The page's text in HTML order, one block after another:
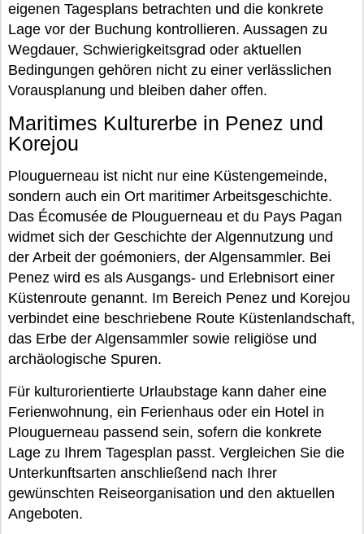
eigenen Tagesplans betrachten und die konkrete
Lage vor der Buchung kontrollieren. Aussagen zu
Wegdauer, Schwierigkeitsgrad oder aktuellen
Bedingungen gehören nicht zu einer verlässlichen
Vorausplanung und bleiben daher offen.
Maritimes Kulturerbe in Penez und
Korejou
Plouguerneau ist nicht nur eine Küstengemeinde,
sondern auch ein Ort maritimer Arbeitsgeschichte.
Das Écomusée de Plouguerneau et du Pays Pagan
widmet sich der Geschichte der Algennutzung und
der Arbeit der goémoniers, der Algensammler. Bei
Penez wird es als Ausgangs- und Erlebnisort einer
Küstenroute genannt. Im Bereich Penez und Korejou
verbindet eine beschriebene Route Küstenlandschaft,
das Erbe der Algensammler sowie religiöse und
archäologische Spuren.
Für kulturorientierte Urlaubstage kann daher eine
Ferienwohnung, ein Ferienhaus oder ein Hotel in
Plouguerneau passend sein, sofern die konkrete
Lage zu Ihrem Tagesplan passt. Vergleichen Sie die
Unterkunftsarten anschließend nach Ihrer
gewünschten Reiseorganisation und den aktuellen
Angeboten.